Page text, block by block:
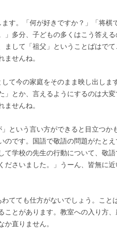
す。「何が好きですか？」「将棋
多分、子どもの多くはこう答え
して「祖父」ということばはでて
せんね。
て今の家庭をそのまま映し出しま
とか、言えるようにするのは大
せんね。
という言い方ができると目立つか
のです。国語で敬語の問題がたと
て学校の先生の行動について、敬
ださいました。」うーん、皆無に
てても仕方がないでしょう。こと
ことがあります。教室への入り方
直りません。